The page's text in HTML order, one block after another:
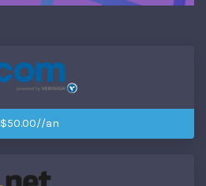
$50.00//an